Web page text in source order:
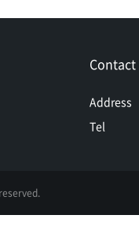
Contact
Address
Tel